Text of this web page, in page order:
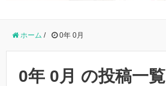
ホーム / 0年 0月
0年 0月 の投稿一覧